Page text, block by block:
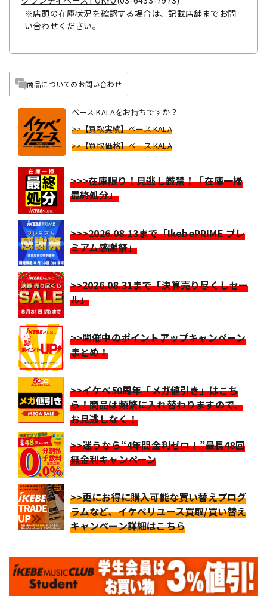
※店頭の在庫状況を確認する場合は、記載店舗までお問
い合わせください。
商品についてのお問い合わせ
ベース KALAをお持ちですか？
>>【買取実績】ベース KALA
>>【買取価格】ベース KALA
>>>在庫限り！見逃し厳禁！「在庫一掃
最終処分」
>>>2026.08.13まで「IkebePRIME プレ
ミアム感謝祭」
>>2026.08.31まで「決算売り尽くしセー
ル」
>>開催中のポイントアップキャンペーン
まとめ！
>>イケベ50周年「メガ値引き」はこち
ら！商品は頻繁に入れ替わりますので、
お見逃しなく！
>>迷うなら“4年間金利ゼロ！”最長48回
無金利キャンペーン
>>更にお得に購入可能な買い替えプログ
ラムなど、イケベリユース買取/買い替え
キャンペーン詳細はこちら